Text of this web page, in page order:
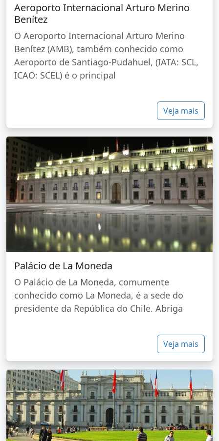
Aeroporto Internacional Arturo Merino
Benítez
O Aeroporto Internacional Arturo Merino
Benítez (AMB), também conhecido como
Aeroporto de Santiago-Pudahuel, (IATA: SCL,
ICAO: SCEL) é o principal
Veja mais
Palácio de La Moneda
O Palácio de La Moneda, comumente
conhecido como La Moneda, é a sede do
presidente da República do Chile. Abriga
Veja mais